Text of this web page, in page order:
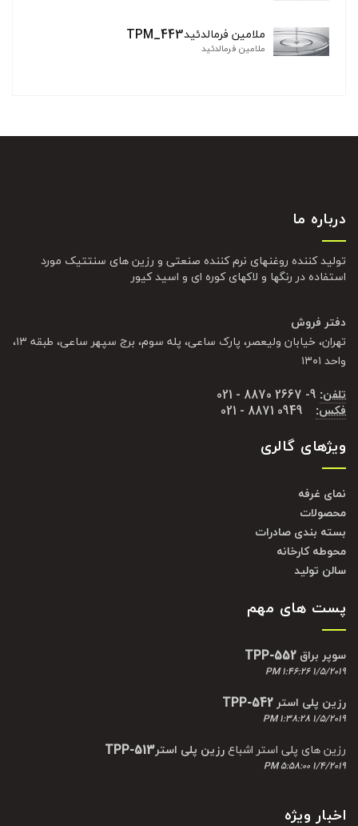
ملامین فرمالدئیدTPM_443
ملامین فرمالدئید
درباره ما
تولید کننده روغنهای نرم کننده صنعتی و رزین های سنتتیک مورد
استفاده در رنگها و لاکهای کوره ای و اسید کیور
دفتر فروش
تهران، خیابان ولیعصر، پارک ساعی، پله سوم، برج سپهر ساعی، طبقه ۱۳،
واحد ۱۳۰۱
تلفن:
فکس:
ویژهای گالری
نمای غرفه
محصولات
بسته بندی صادرات
محوطه کارخانه
سالن تولید
پست های مهم
سوپر براق TPP-552
1/5/2019 1:46:26 PM
رزین پلی استر TPP-542
1/5/2019 1:38:28 PM
رزین های پلی استر اشباع رزین پلی استرTPP-513
1/4/2019 5:58:00 PM
اخبار ویژه